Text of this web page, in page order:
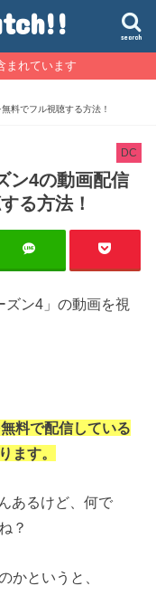
search
まれています
料でフル視聴する方法！
DC
ン4の動画配信
る方法！
ン4」の動画を視
料で配信している
ます。
あるけど、何で
？
かというと、